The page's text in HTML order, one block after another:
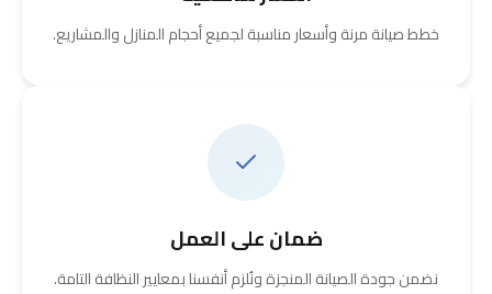
خطط صيانة مرنة وأسعار مناسبة لجميع أحجام المنازل والمشاريع.
ضمان على العمل
نضمن جودة الصيانة المنجزة ونُلزم أنفسنا بمعايير النظافة التامة.